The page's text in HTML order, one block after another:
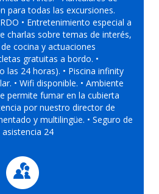
para todas las excursiones.
• Entretenimiento especial a
charlas sobre temas de interés,
cocina y actuaciones
gratuitas a bordo. •
las 24 horas). • Piscina infinity
• Wifi disponible. • Ambiente
permite fumar en la cubierta
por nuestro director de
y multilingüe. • Seguro de
24